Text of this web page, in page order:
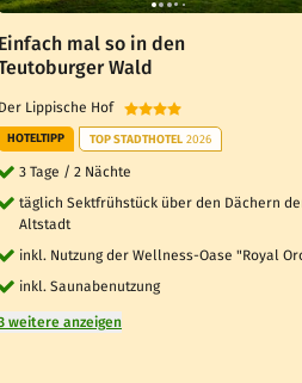
Einfach mal so in den
Wald
Der Lippische Hof
HOTELTIPP TOP STADTHOTEL 2026
3 Tage / 2 Nächte
täglich Sektfrühstück über den Dächern
Altstadt
inkl. Nutzung der Wellness-Oase "Royal
inkl. Saunabenutzung
weitere anzeigen